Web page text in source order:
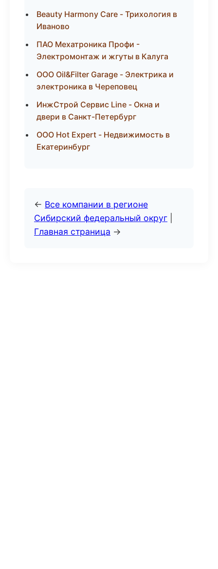
Beauty Harmony Care - Трихология в
Иваново
ПАО Мехатроника Профи -
Электромонтаж и жгуты в Калуга
ООО Oil&Filter Garage - Электрика и
электроника в Череповец
ИнжСтрой Сервис Line - Окна и
двери в Санкт-Петербург
ООО Hot Expert - Недвижимость в
Екатеринбург
← Все компании в регионе
Сибирский федеральный округ
Главная страница →